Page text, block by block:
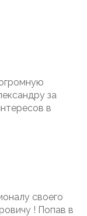
за
в
своего
! Попав в